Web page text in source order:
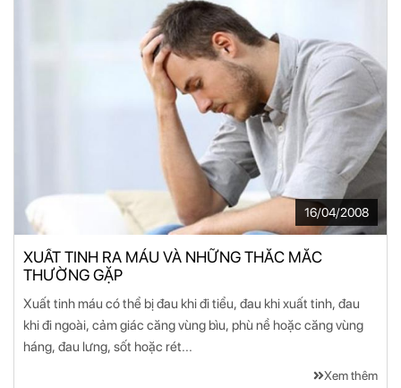
16/04/2008
XUẤT TINH RA MÁU VÀ NHỮNG THẮC MẮC
THƯỜNG GẶP
Xuất tinh máu có thể bị đau khi đi tiểu, đau khi xuất tinh, đau
khi đi ngoài, cảm giác căng vùng bìu, phù nề hoặc căng vùng
háng, đau lưng, sốt hoặc rét...
Xem thêm